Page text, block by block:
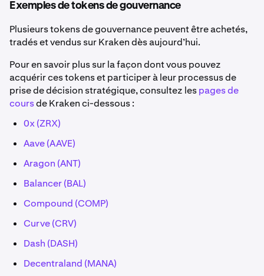
Exemples de tokens de gouvernance
Plusieurs tokens de gouvernance peuvent être achetés,
tradés et vendus sur Kraken dès aujourd’hui.
Pour en savoir plus sur la façon dont vous pouvez
acquérir ces tokens et participer à leur processus de
prise de décision stratégique, consultez lespages de
coursde Kraken ci-dessous :
0x (ZRX)
Aave(AAVE)
Aragon (ANT)
Balancer (BAL)
Compound (COMP)
Curve(CRV)
Dash (DASH)
Decentraland (MANA)